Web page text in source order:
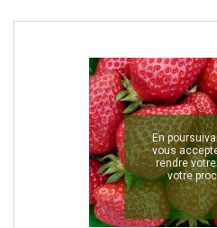
En
vous
rendre
votre